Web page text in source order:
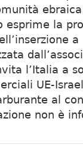
esprime la
l’Italia a
UE-
al
non è